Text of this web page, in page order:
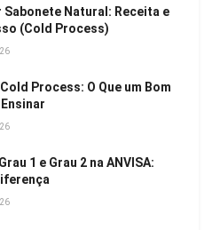
Sabonete Natural: Receita e
(Cold Process)
Process: O Que um Bom
1 e Grau 2 na ANVISA: